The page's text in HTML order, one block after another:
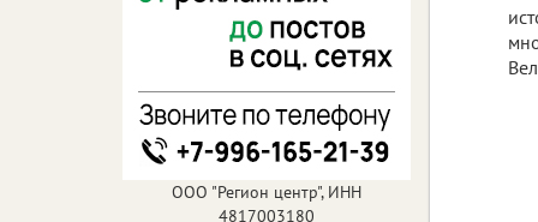
ООО "Регион центр", ИНН
4817003180